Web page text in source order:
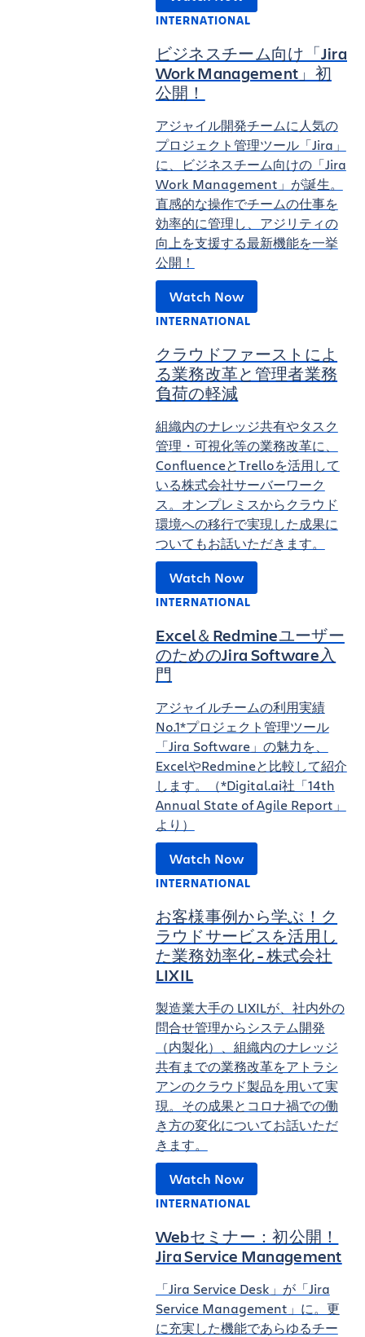
INTERNATIONAL
ビジネスチーム向け「Jira
Work Management」初
公開！
アジャイル開発チームに人気の
プロジェクト管理ツール「Jira」
に、ビジネスチーム向けの「Jira
Work Management」が誕生。
直感的な操作でチームの仕事を
効率的に管理し、アジリティの
向上を支援する最新機能を一挙
公開！
Watch Now
INTERNATIONAL
クラウドファーストによ
る業務改革と管理者業務
負荷の軽減
組織内のナレッジ共有やタスク
管理・可視化等の業務改革に、
ConfluenceとTrelloを活用して
いる株式会社サーバーワーク
ス。オンプレミスからクラウド
環境への移行で実現した成果に
ついてもお話いただきます。
Watch Now
INTERNATIONAL
Excel＆Redmineユーザー
のためのJira Software入
門
アジャイルチームの利用実績
No.1*プロジェクト管理ツール
「Jira Software」の魅力を、
ExcelやRedmineと比較して紹介
します。（*Digital.ai社「14th
Annual State of Agile Report」
より）
Watch Now
INTERNATIONAL
お客様事例から学ぶ！ク
ラウドサービスを活用し
た業務効率化 - 株式会社
LIXIL
製造業大手の LIXILが、社内外の
問合せ管理からシステム開発
（内製化）、組織内のナレッジ
共有までの業務改革をアトラシ
アンのクラウド製品を用いて実
現。その成果とコロナ禍での働
き方の変化についてお話いただ
きます。
Watch Now
INTERNATIONAL
Webセミナー：初公開！
Jira Service Management
「Jira Service Desk」が「Jira
Service Management」に。更
に充実した機能であらゆるチー